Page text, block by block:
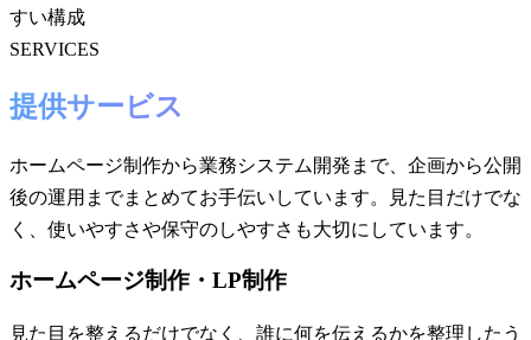
すい構成
SERVICES
提供サービス
ホームページ制作から業務システム開発まで、企画から公開
後の運用までまとめてお手伝いしています。見た目だけでな
く、使いやすさや保守のしやすさも大切にしています。
ホームページ制作・LP制作
見た目を整えるだけでなく、誰に何を伝えるかを整理したう